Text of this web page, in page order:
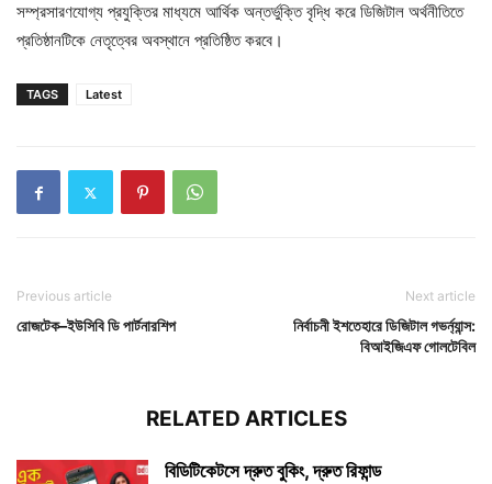
সম্প্রসারণযোগ্য প্রযুক্তির মাধ্যমে আর্থিক অন্তর্ভুক্তি বৃদ্ধি করে ডিজিটাল অর্থনীতিতে
প্রতিষ্ঠানটিকে নেতৃত্বের অবস্থানে প্রতিষ্ঠিত করবে।
TAGS Latest
Previous article
রোজটেক–ইউসিবি ডি পার্টনারশিপ
Next article
নির্বাচনী ইশতেহারে ডিজিটাল গভর্ন্যান্স:
বিআইজিএফ গোলটেবিল
RELATED ARTICLES
বিডিটিকেটসে দ্রুত বুকিং, দ্রুত রিফান্ড